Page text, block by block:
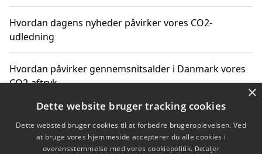
Hvordan dagens nyheder påvirker vores CO2-
udledning
Hvordan påvirker gennemsnitsalder i Danmark vores
CO2-aftryk
Hvordan nyheder om CO2-udledning påvirker vores
hverdag
×
Dette website bruger tracking cookies
Dette websted bruger cookies til at forbedre brugeroplevelsen. Ved
at bruge vores hjemmeside accepterer du alle cookies i
overensstemmelse med vores cookiepolitik. Detaljer